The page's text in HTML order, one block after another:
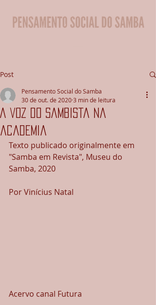
Post
A voz do sambista na
academia
Pensamento Social do Samba
30 de out. de 20203 min de leitura
Texto publicado originalmente em
"Samba em Revista", Museu do
Samba, 2020
Por Vinícius Natal
Acervo canal Futura